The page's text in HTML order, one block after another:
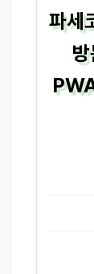
파세